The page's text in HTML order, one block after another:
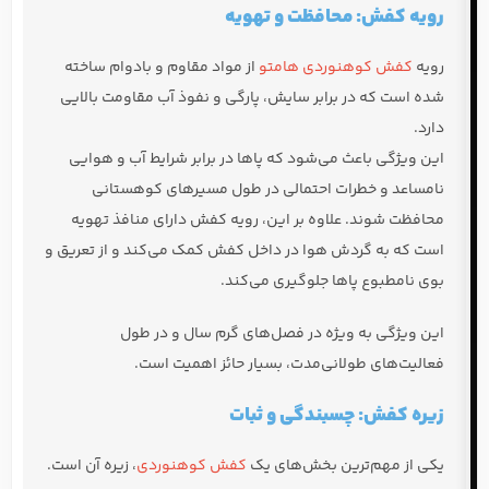
رویه کفش: محافظت و تهویه
رویه کفش کوهنوردی هامتو از مواد مقاوم و بادوام ساخته
شده است که در برابر سایش، پارگی و نفوذ آب مقاومت بالایی
دارد.
این ویژگی باعث می‌شود که پاها در برابر شرایط آب و هوایی
نامساعد و خطرات احتمالی در طول مسیرهای کوهستانی
محافظت شوند. علاوه بر این، رویه کفش دارای منافذ تهویه
است که به گردش هوا در داخل کفش کمک می‌کند و از تعریق و
بوی نامطبوع پاها جلوگیری می‌کند.
این ویژگی به ویژه در فصل‌های گرم سال و در طول
فعالیت‌های طولانی‌مدت، بسیار حائز اهمیت است.
زیره کفش: چسبندگی و ثبات
یکی از مهم‌ترین بخش‌های یک کفش کوهنوردی، زیره آن است.